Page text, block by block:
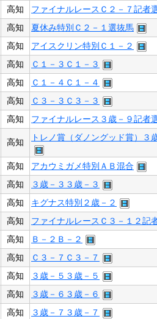
高知 ファイナルレースＣ２－７記者
高知 夏休み特別Ｃ２－１選抜馬
高知 アイスクリン特別Ｃ１－２
高知 Ｃ１－３Ｃ１－３
高知 Ｃ１－４Ｃ１－４
高知 Ｃ３－３Ｃ３－３
高知 ファイナルレース３歳－９記者
高知 トレノ賞（ダノングッド賞）３
高知 アカウミガメ特別ＡＢ混合
高知 ３歳－３３歳－３
高知 キグナス特別２歳－２
高知 ファイナルレースＣ３－１２記
高知 Ｂ－２Ｂ－２
高知 Ｃ３－７Ｃ３－７
高知 ３歳－５３歳－５
高知 ３歳－６３歳－６
高知 ３歳－７３歳－７